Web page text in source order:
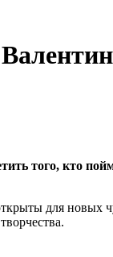
того, кто
для новых